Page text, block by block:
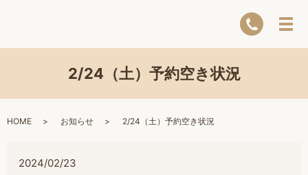
2/24（土）予約空き状況
HOME お知らせ 2/24（土）予約空き状況
2024/02/23